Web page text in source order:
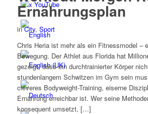
x YouTube
Ernährungsplan
inCity, Sport
Chris Heria ist mehr als ein Fitnessmodel –
Bewegung. Der Athlet aus Florida hat
gezeigt, dass ein durchtrainierter Körper
stundenlangem Schwitzen im Gym sein
cleveres Bodyweight-Training, eiserne
Ernährung erreichbar ist. Wer seine
konsequent umsetzt, […]